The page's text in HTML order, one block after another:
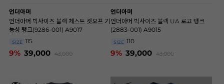
언더아머
언더아머 빅사이즈 블랙 체스트 컷오프 기
능성 탱크(9286-001) A9017
SIZE 115
9% 39,000 43,000
언더아머
언더아머 빅사이즈 블랙 UA 로고 탱크
(2883-001) A9015
SIZE 110
9% 39,000 43,000